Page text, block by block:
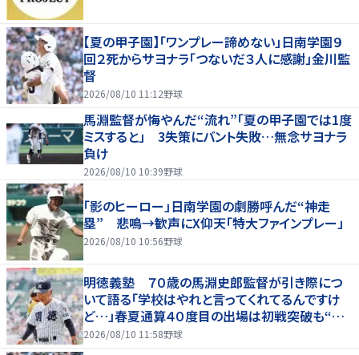
【夏の甲子園】「ワンプレー諦めない」日南学園９
回２死からサヨナラ「つないだ３人に感謝」金川監
督
2026/08/10 11:12野球
馬淵監督が悔やんだ“流れ”「夏の甲子園では1度
ミスすると」 3失策にバント失敗…無念サヨナラ
負け
2026/08/10 10:39野球
「影のヒーロー」日南学園の劇勝呼んだ“神走
塁” 悲鳴→歓声にX仰天「特大ファインプレー」
2026/08/10 10:56野球
明徳義塾 ７０歳の馬淵史郎監督が引き際につ
いて語る「学校はやれと言ってくれてるんですけ
ど…」春夏通算４０度目の出場は初戦突破も“馬
淵節”炸裂
2026/08/10 11:58野球